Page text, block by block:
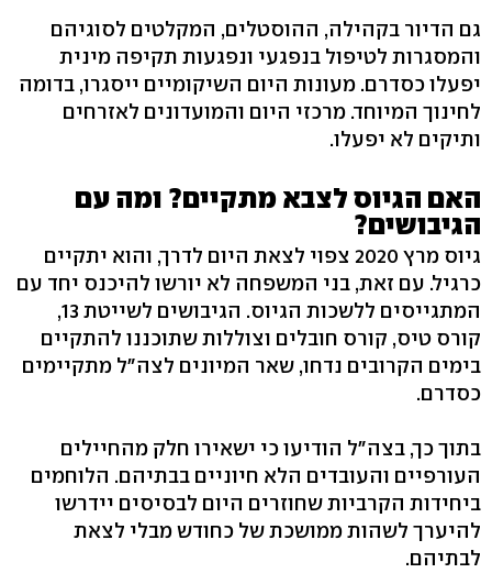
גם הדיור בקהילה, ההוסטלים, המקלטים לסוגיהם
והמסגרות לטיפול בנפגעי ונפגעות תקיפה מינית
יפעלו כסדרם. מעונות היום השיקומיים ייסגרו, בדומה
לחינוך המיוחד. מרכזי היום והמועדונים לאזרחים
ותיקים לא יפעלו.
האם הגיוס לצבא מתקיים? ומה עם
הגיבושים?
גיוס מרץ 2020 צפוי לצאת היום לדרך, והוא יתקיים
כרגיל. עם זאת, בני המשפחה לא יורשו להיכנס יחד עם
המתגייסים ללשכות הגיוס. הגיבושים לשייטת 13,
קורס טיס, קורס חובלים וצוללות שתוכננו להתקיים
בימים הקרובים נדחו, שאר המיונים לצה"ל מתקיימים
כסדרם.
בתוך כך, בצה"ל הודיעו כי ישאירו חלק מהחיילים
העורפיים והעובדים הלא חיוניים בבתיהם. הלוחמים
ביחידות הקרביות שחוזרים היום לבסיסים יידרשו
להיערך לשהות ממושכת של כחודש מבלי לצאת
לבתיהם.